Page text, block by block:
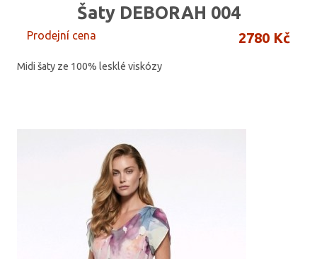
Šaty DEBORAH 004
Prodejní cena 2780 Kč
Midi šaty ze 100% lesklé viskózy